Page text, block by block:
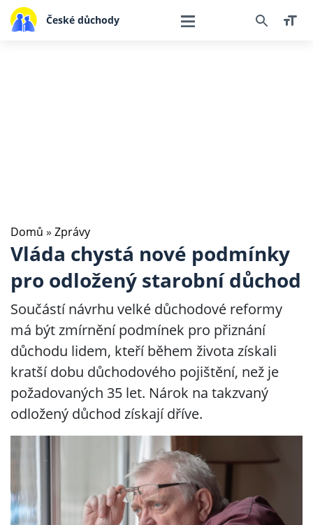
České důchody
Domů » Zprávy
Vláda chystá nové podmínky
pro odložený starobní důchod
Součástí návrhu velké důchodové reformy
má být zmírnění podmínek pro přiznání
důchodu lidem, kteří během života získali
kratší dobu důchodového pojištění, než je
požadovaných 35 let. Nárok na takzvaný
odložený důchod získají dříve.